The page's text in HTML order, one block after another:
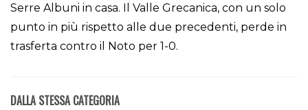
Serre Albuni in casa. Il Valle Grecanica, con un solo
punto in più rispetto alle due precedenti, perde in
trasferta contro il Noto per 1-0.
DALLA STESSA CATEGORIA